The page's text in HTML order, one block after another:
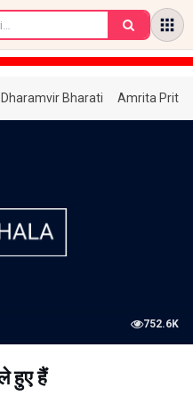
Dharamvir Bharati Amrita
752.6K
हुए हैं